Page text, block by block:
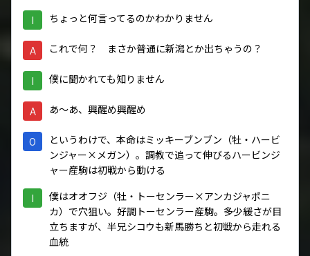
I ちょっと何言ってるのかわかりません
A これで何？ まさか普通に新潟とか出ちゃうの？
I 僕に聞かれても知りません
A あ～あ、興醒め興醒め
O
というわけで、本命はミッキーブンブン（牡・ハービ
ンジャー×メガン）。調教で追って伸びるハービンジ
ャー産駒は初戦から動ける
I
僕はオオフジ（牡・トーセンラー×アンカジャポニ
カ）で穴狙い。好調トーセンラー産駒。多少緩さが目
立ちますが、半兄シコウも新馬勝ちと初戦から走れる
血統